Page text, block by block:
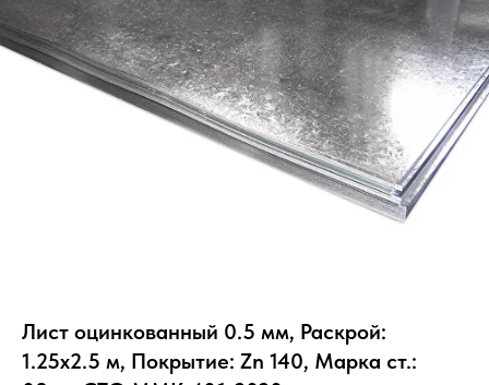
Лист оцинкованный 0.5 мм, Раскрой:
1.25х2.5 м, Покрытие: Zn 140, Марка ст.: